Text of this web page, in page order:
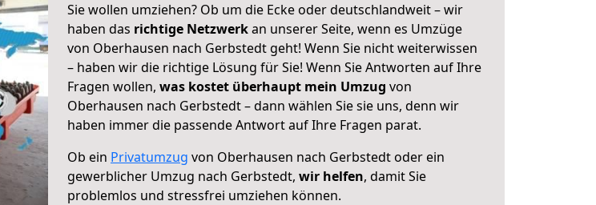
Sie wollen umziehen? Ob um die Ecke oder deutschlandweit – wir
haben das richtige Netzwerkan unserer Seite, wenn es Umzüge
von Oberhausen nach Gerbstedt geht! Wenn Sie nicht weiterwissen
– haben wir die richtige Lösung für Sie! Wenn Sie Antworten auf Ihre
Fragen wollen, was kostet überhaupt mein Umzug von
Oberhausen nach Gerbstedt – dann wählen Sie sie uns, denn wir
haben immer die passende Antwort auf Ihre Fragen parat.
Ob ein Privatumzug von Oberhausen nach Gerbstedt oder ein
gewerblicher Umzug nach Gerbstedt, wir helfen, damit Sie
problemlos und stressfrei umziehen können.